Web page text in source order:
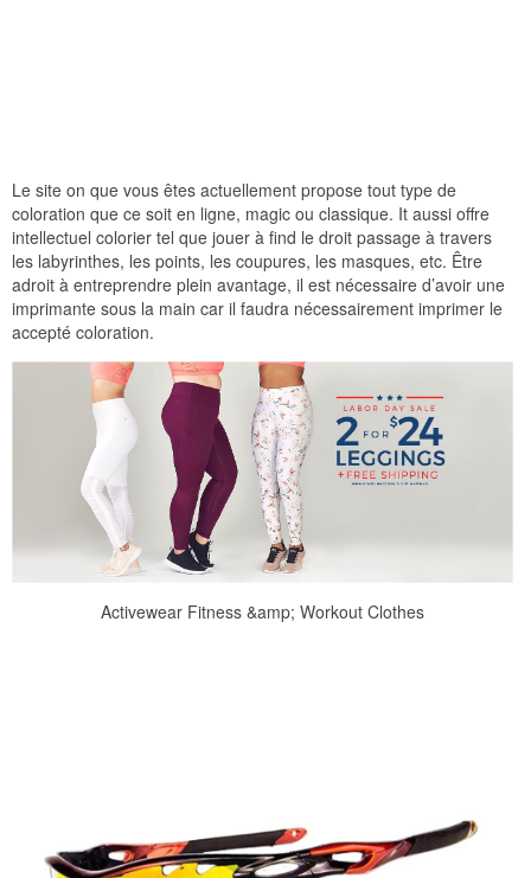
Le site on que vous êtes actuellement propose tout type de
coloration que ce soit en ligne, magic ou classique. It aussi offre
intellectuel colorier tel que jouer à find le droit passage à travers
les labyrinthes, les points, les coupures, les masques, etc. Être
adroit à entreprendre plein avantage, il est nécessaire d’avoir une
imprimante sous la main car il faudra nécessairement imprimer le
accepté coloration.
Activewear Fitness &amp; Workout Clothes